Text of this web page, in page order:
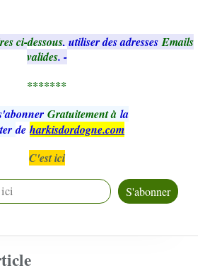
ci-dessous, utiliser des adressesEmails
valides. -
*******
Gratuitement à la
de harkisdordogne.com
C'est ici